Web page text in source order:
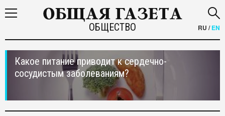
ОБЩЕСТВО RU /EN
Какое питание приводит к сердечно-
сосудистым заболеваниям?